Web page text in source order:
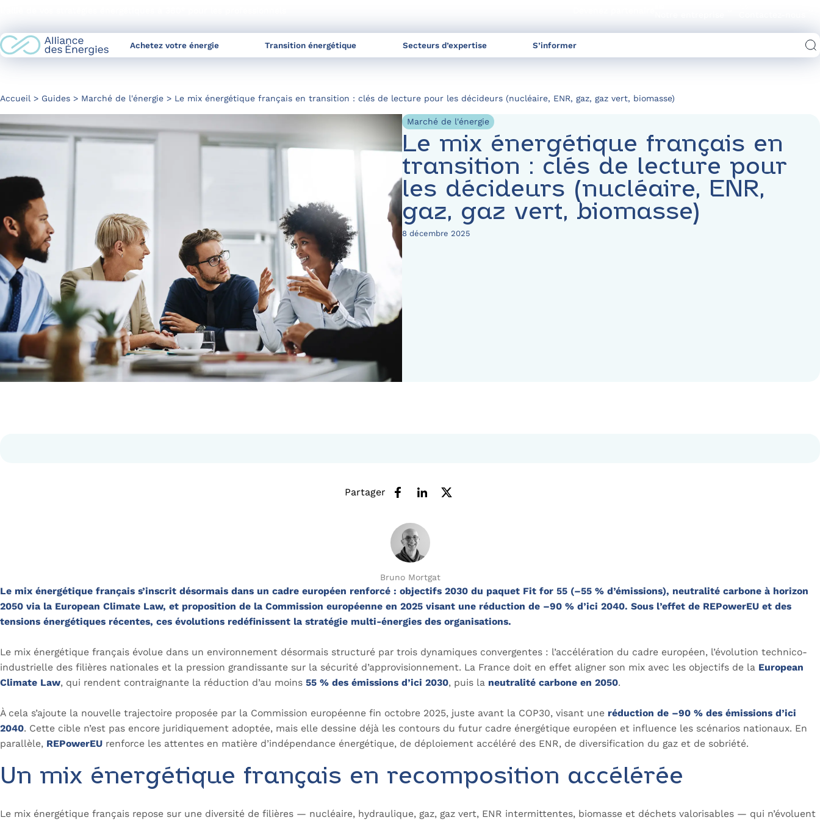
Content
Achetez votre énergie Transition énergétique Secteurs d’expertise S’informer
Accueil Guides Marché de l'énergie Le mix énergétique français en transition : clés de lecture pour les décideurs (nucléaire, ENR, gaz, gaz vert, biomasse)
Marché de l'énergie
Le mix énergétique français en
transition : clés de lecture pour
les décideurs (nucléaire, ENR,
gaz, gaz vert, biomasse)
8 décembre 2025
Partager
Bruno Mortgat
Le mix énergétique français s’inscrit désormais dans un cadre européen renforcé : objectifs 2030 du paquet Fit for 55 (–55 % d’émissions), neutralité carbone à horizon
2050 via la European Climate Law, et proposition de la Commission européenne en 2025 visant une réduction de –90 % d’ici 2040. Sous l’effet de REPowerEU et des
tensions énergétiques récentes, ces évolutions redéfinissent la stratégie multi-énergies des organisations.
Le mix énergétique français évolue dans un environnement désormais structuré par trois dynamiques convergentes : l’accélération du cadre européen, l’évolution technico-
industrielle des filières nationales et la pression grandissante sur la sécurité d’approvisionnement. La France doit en effet aligner son mix avec les objectifs de la European
Climate Law, qui rendent contraignante la réduction d’au moins 55 % des émissions d’ici 2030, puis la neutralité carbone en 2050.
À cela s’ajoute la nouvelle trajectoire proposée par la Commission européenne fin octobre 2025, juste avant la COP30, visant une réduction de –90 % des émissions d’ici
2040. Cette cible n’est pas encore juridiquement adoptée, mais elle dessine déjà les contours du futur cadre énergétique européen et influence les scénarios nationaux. En
parallèle, REPowerEU renforce les attentes en matière d’indépendance énergétique, de déploiement accéléré des ENR, de diversification du gaz et de sobriété.
Un mix énergétique français en recomposition accélérée
Le mix énergétique français repose sur une diversité de filières — nucléaire, hydraulique, gaz, gaz vert, ENR intermittentes, biomasse et déchets valorisables — qui n’évoluent